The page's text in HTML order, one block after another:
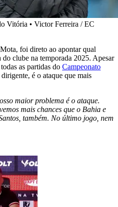
Vitória • Victor Ferreira / EC
foi direto ao apontar qual
clube na temporada 2025. Apesar
as partidas do Campeonato
é o ataque que mais
maior problema é o ataque.
mais chances que o Bahia e
também. No último jogo, nem